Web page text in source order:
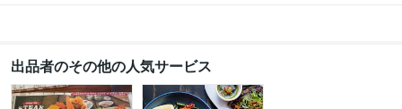
出品者のその他の人気サービス